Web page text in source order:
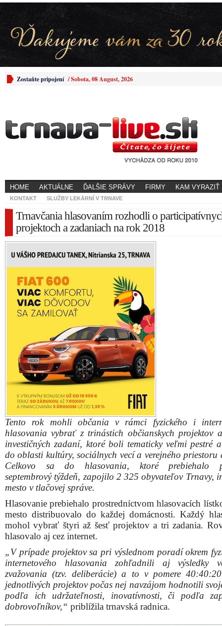
Zostaňte pripojení /Sobota, 08 August, 2026
HOME AKTUÁLNE ĎALŠIE SPRÁVY FIRMY KAM VYRAZIŤ
KONTAKT SLUŽBY LEKÁRNÍ V TRNAVE
Trnavčania hlasovaním rozhodli o
projektoch a zadaniach na rok 2018
Tento rok mohli občania v rámci fyzického i
hlasovania vybrať z trinástich občianskych projektov
investičných zadaní, ktoré boli tematicky veľmi pestré
do oblasti kultúry, sociálnych vecí a verejného priestoru
Celkovo sa do hlasovania, ktoré prebiehalo
septembrový týždeň, zapojilo 2 325 obyvateľov Trnavy,
mesto v tlačovej správe.
Hlasovanie prebiehalo prostredníctvom hlasovacích
mesto distribuovalo do každej domácnosti. Každý
mohol vybrať štyri až šesť projektov a tri zadania.
hlasovalo aj cez internet.
„V prípade projektov sa pri výslednom poradí okrem
internetového hlasovania zohľadnili aj výsledky
zvažovania (tzv. deliberácie) a to v pomere
jednotlivých projektov počas nej navzájom hodnotili
podľa ich udržateľnosti, inovatívnosti, či podľa
dobrovoľníkov,“ priblížila trnavská radnica.